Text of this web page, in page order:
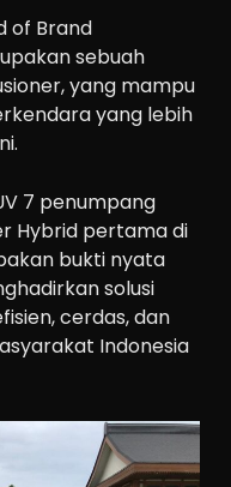
of Brand
sebuah
yang mampu
yang lebih
7 penumpang
Hybrid pertama di
bukti nyata
solusi
cerdas, dan
Indonesia